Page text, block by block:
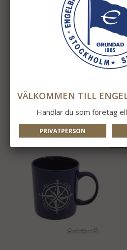
295 kr
INFO KÖP
VÄLKOMMEN TILL
Handlar du som företag
PRIVATPERSON